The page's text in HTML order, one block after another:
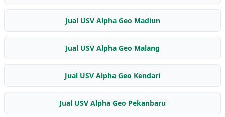
Jual USV Alpha Geo Madiun
Jual USV Alpha Geo Malang
Jual USV Alpha Geo Kendari
Jual USV Alpha Geo Pekanbaru